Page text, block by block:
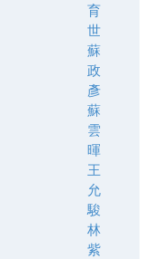
育
世
蘇
政
彥
蘇
雲
暉
王
允
駿
林
紫